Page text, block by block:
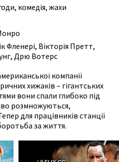
, комедія, жахи
Фленері, Вікторія Претт,
, Дрю Вотерс
компанії
хижаків – гігантських
вони спали глибоко під
розмножуються,
для працівників станції
за життя.